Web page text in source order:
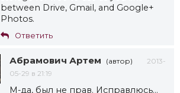
between Drive, Gmail, and Google+
Photos.
Ответить
Абрамович Артем (автор)
2013-
05-29 в 21:19
М-да, был не прав. Исправлюсь…